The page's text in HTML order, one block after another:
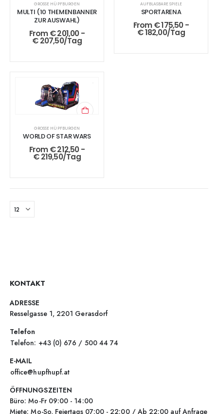
GROSSE HÜPFBURGEN
MULTI (10 THEMENBANNER
ZUR AUSWAHL)
From€201,00-
€207,50/Tag
AUFBLASBARE SPIELE
SPORTARENA
From€175,50-
€182,00/Tag
GROSSE HÜPFBURGEN
WORLD OF STAR WARS
From€212,50-
€219,50/Tag
KONTAKT
ADRESSE
Resselgasse 1, 2201 Gerasdorf
Telefon
Telefon: +43 (0) 676 / 500 44 74
E-MAIL
office@hupfhupf.at
ÖFFNUNGSZEITEN
Büro: Mo-Fr 09:00 - 14:00
Miete: Mo-So, Feiertags 07:00 - 22:00 / Ab 22:00 auf Anfrage